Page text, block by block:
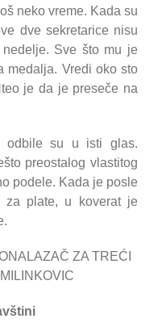
neko vreme. Kada su
dve sekretarice nisu
Sve što mu je
medalja. Vredi oko sto
je da je preseče na
odbile su u isti glas.
preostalog vlastitog
podele. Kada je posle
za plate, u koverat je
ZA TREĆI